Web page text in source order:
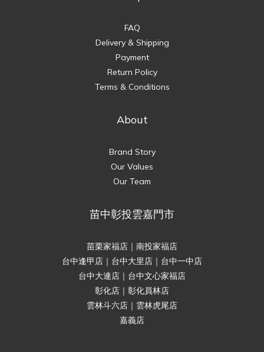
FAQ
Delivery & Shipping
Payment
Return Policy
Terms & Conditions
About
Brand Story
Our Values
Our Team
苗中彰投雲嘉門市
苗栗家福店｜南投家福店
台中逢甲店｜台中大里店｜台中一中店
台中大連店｜台中文心家福店
彰化店｜彰化員林店
雲林斗六店｜雲林虎尾店
嘉義店